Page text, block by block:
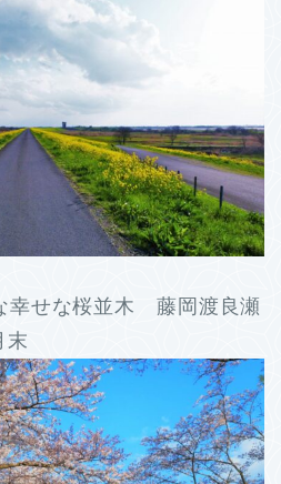
幸せな桜並木 藤岡渡良瀬
末